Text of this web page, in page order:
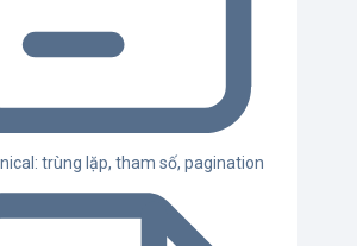
trùng lặp, tham số, pagination